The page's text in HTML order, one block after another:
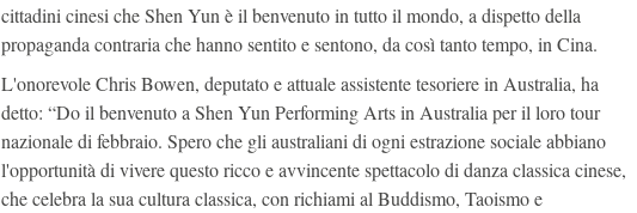
cittadini cinesi che Shen Yun è il benvenuto in tutto il mondo, a dispetto della
propaganda contraria che hanno sentito e sentono, da così tanto tempo, in Cina.
L'onorevole Chris Bowen, deputato e attuale assistente tesoriere in Australia, ha
detto: “Do il benvenuto a Shen Yun Performing Arts in Australia per il loro tour
nazionale di febbraio. Spero che gli australiani di ogni estrazione sociale abbiano
l'opportunità di vivere questo ricco e avvincente spettacolo di danza classica cinese,
che celebra la sua cultura classica, con richiami al Buddismo, Taoismo e